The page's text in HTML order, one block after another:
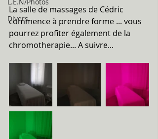
Divers
La salle de massages de Cédric
commence à prendre forme ... vous
pourrez profiter également de la
chromotherapie... A suivre...